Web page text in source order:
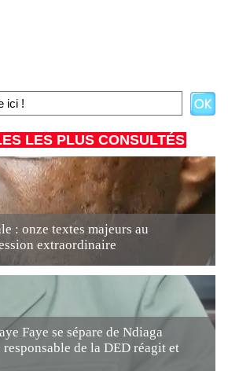
LES PLUS CONSULTÉS
: onze textes majeurs au
extraordinaire
Faye se sépare de Ndiaga
responsable de la DED réagit et